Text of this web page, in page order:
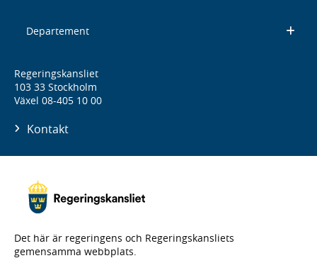
Departement
Regeringskansliet
103 33 Stockholm
Växel 08-405 10 00
Kontakt
Det här är regeringens och Regeringskansliets
gemensamma webbplats.